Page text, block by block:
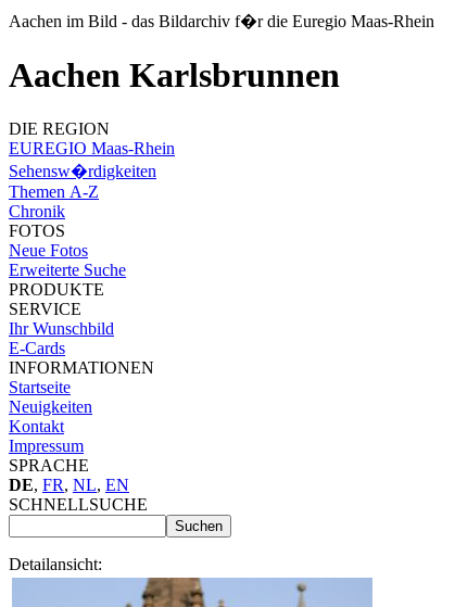
Aachen im Bild - das Bildarchiv f�r die Euregio Maas-Rhein
Aachen Karlsbrunnen
DIE REGION
EUREGIO Maas-Rhein
Sehensw�rdigkeiten
Themen A-Z
Chronik
FOTOS
Neue Fotos
Erweiterte Suche
PRODUKTE
SERVICE
Ihr Wunschbild
E-Cards
INFORMATIONEN
Startseite
Neuigkeiten
Kontakt
Impressum
SPRACHE
DE, FR, NL, EN
SCHNELLSUCHE
Detailansicht: